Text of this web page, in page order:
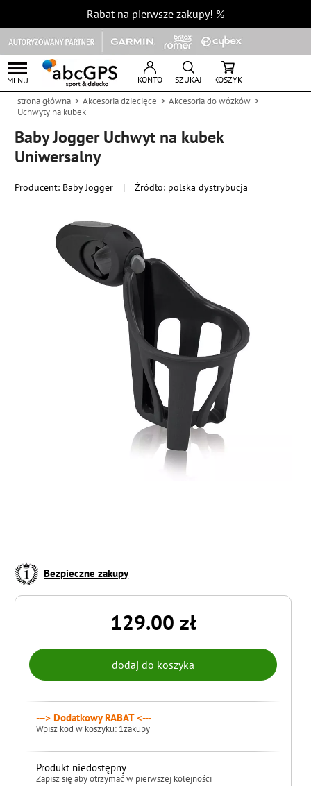
Rabat na pierwsze zakupy! %
MENU KONTO SZUKAJ KOSZYK
strona główna Akcesoria dziecięce
Akcesoria do wózków
Uchwyty na kubek
Baby Jogger Uchwyt na kubek
Uniwersalny
Producent: Baby Jogger | Źródło: polska dystrybucja
Bezpieczne zakupy
129.00 zł
---> Dodatkowy RABAT <---
Wpisz kod w koszyku: 1zakupy
Produkt niedostępny
Zapisz się aby otrzymać w pierwszej kolejności